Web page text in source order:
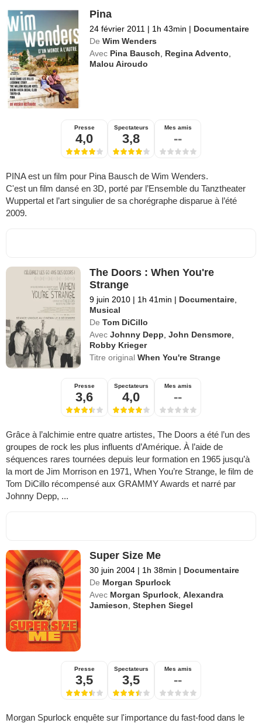
Pina
24 février 2011 | 1h 43min | Documentaire
De Wim Wenders
Avec Pina Bausch Regina Advento
Malou Airoudo
Presse
4,0
Spectateurs
3,8
Mes amis
--
PINA est un film pour Pina Bausch de Wim Wenders.
C'est un film dansé en 3D, porté par l’Ensemble du Tanztheater
Wuppertal et l’art singulier de sa chorégraphe disparue à l’été
2009.
The Doors : When You're
Strange
9 juin 2010 | 1h 41min | Documentaire
Musical
De Tom DiCillo
Avec Johnny Depp ,John Densmore
Robby Krieger
Titre originalWhen You're Strange
Presse
3,6
Spectateurs
4,0
Mes amis
--
Grâce à l’alchimie entre quatre artistes, The Doors a été l’un des
groupes de rock les plus influents d’Amérique. À l’aide de
séquences rares tournées depuis leur formation en 1965 jusqu’à
la mort de Jim Morrison en 1971, When You’re Strange, le film de
Tom DiCillo récompensé aux GRAMMY Awards et narré par
Johnny Depp, ...
Super Size Me
30 juin 2004 | 1h 38min | Documentaire
De Morgan Spurlock
Avec Morgan Spurlock ,Alexandra
Jamieson ,Stephen Siegel
Presse
3,5
Spectateurs
3,5
Mes amis
--
Morgan Spurlock enquête sur l'importance du fast-food dans le